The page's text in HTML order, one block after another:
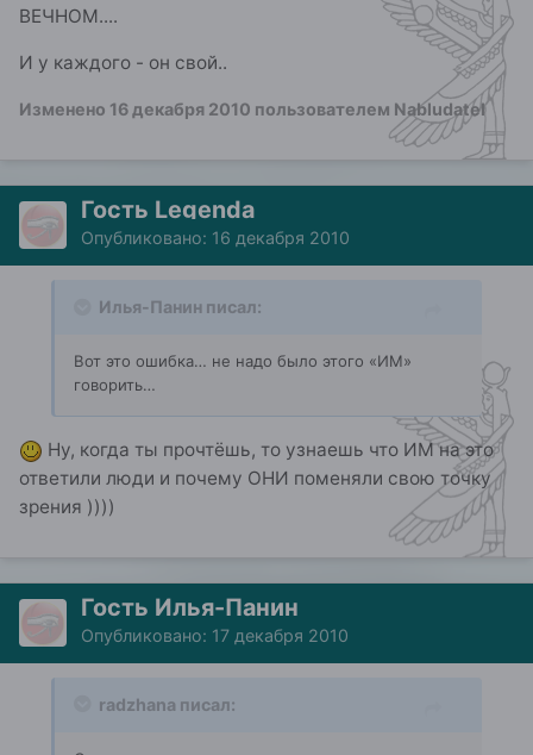
ВЕЧНОМ....
И у каждого - он свой..
Изменено 16 декабря 2010 пользователем Nabludatel
Гость Legenda
Опубликовано: 16 декабря 2010
Илья-Панин писал:
Вот это ошибка… не надо было этого «ИМ»
говорить…
Ну, когда ты прочтёшь, то узнаешь что ИМ на это
ответили люди и почему ОНИ поменяли свою точку
зрения ))))
Гость Илья-Панин
Опубликовано: 17 декабря 2010
radzhana писал: